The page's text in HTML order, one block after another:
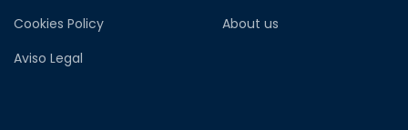
Cookies Policy
About us
Aviso Legal